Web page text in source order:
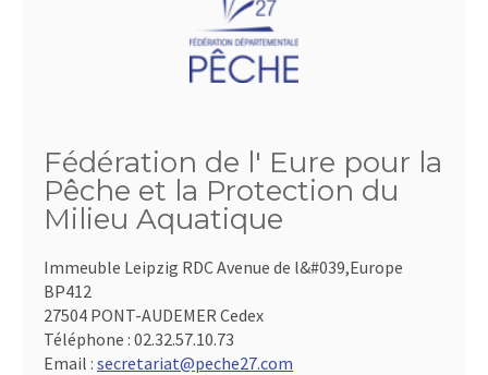
Fédération de l' Eure pour la
Pêche et la Protection du
Milieu Aquatique
Immeuble Leipzig RDC Avenue de l&#039,Europe
BP412
27504 PONT-AUDEMER Cedex
Téléphone : 02.32.57.10.73
Email : secretariat@peche27.com